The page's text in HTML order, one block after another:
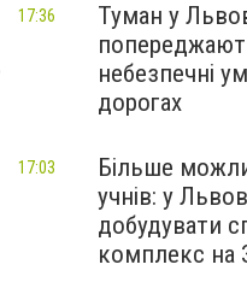
Туман у
небезпечні
дорогах
17:36
Більше
учнів: у
добудувати
комплекс на
17:03